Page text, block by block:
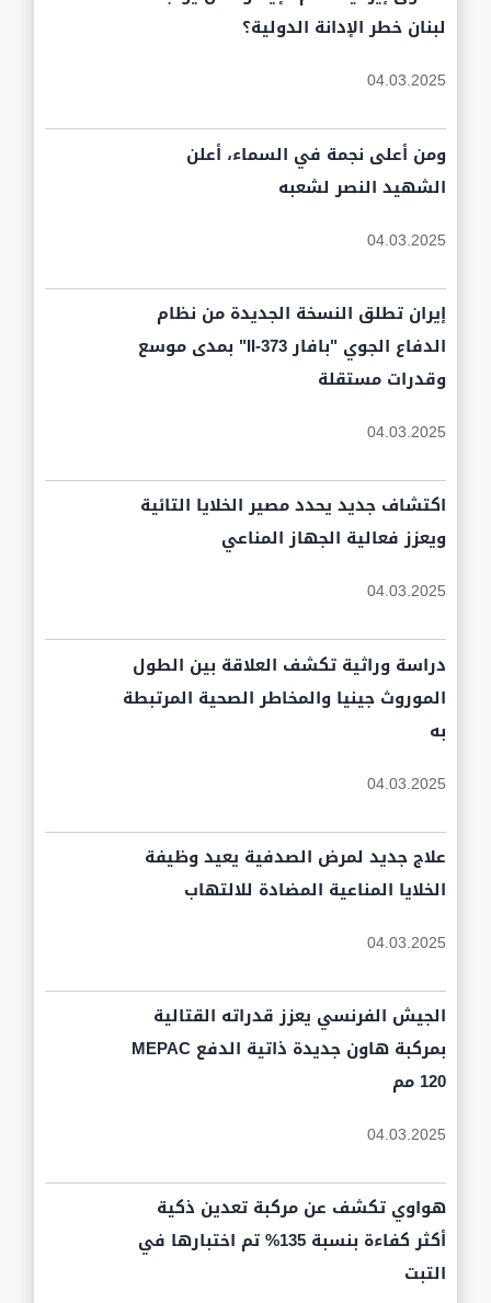
لبنان خطر الإدانة الدولية؟
04.03.2025
ومن أعلى نجمة في السماء، أعلن
الشهيد النصر لشعبه
04.03.2025
إيران تطلق النسخة الجديدة من نظام
الدفاع الجوي "بافار 373-II" بمدى موسع
وقدرات مستقلة
04.03.2025
اكتشاف جديد يحدد مصير الخلايا التائية
ويعزز فعالية الجهاز المناعي
04.03.2025
دراسة وراثية تكشف العلاقة بين الطول
الموروث جينيا والمخاطر الصحية المرتبطة
به
04.03.2025
علاج جديد لمرض الصدفية يعيد وظيفة
الخلايا المناعية المضادة للالتهاب
04.03.2025
الجيش الفرنسي يعزز قدراته القتالية
بمركبة هاون جديدة ذاتية الدفع MEPAC
120 مم
04.03.2025
هواوي تكشف عن مركبة تعدين ذكية
أكثر كفاءة بنسبة 135% تم اختبارها في
التبت